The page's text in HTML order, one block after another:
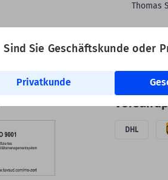
Sind Sie Geschäftskunde oder
Privatkunde
Thomas
DHL